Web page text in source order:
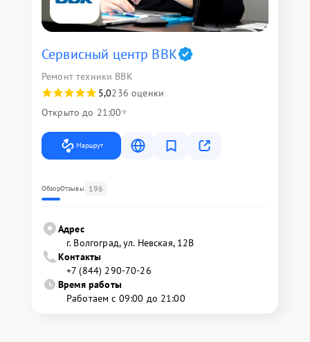
Сервисный центр BBK
Ремонт техники BBK
5,0236 оценки
Открыто до 21:00
Маршрут
ОбзорОтзывы 196
Адрес
г. Волгоград, ул. Невская, 12В
Контакты
+7 (844) 290-70-26
Время работы
Работаем с 09:00 до 21:00